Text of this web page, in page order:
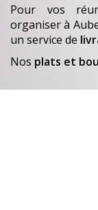
Pour vos
organiserà
un service de
Nos plats et